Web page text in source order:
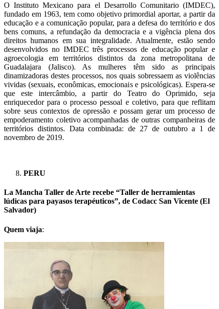
O Instituto Mexicano para el Desarrollo Comunitario (IMDEC),
fundado em 1963, tem como objetivo primordial aportar, a partir da
educação e a comunicação popular, para a defesa do território e dos
bens comuns, a refundação da democracia e a vigência plena dos
direitos humanos em sua integralidade. Atualmente, estão sendo
desenvolvidos no IMDEC três processos de educação popular e
agroecologia em territórios distintos da zona metropolitana de
Guadalajara (Jalisco). As mulheres têm sido as principais
dinamizadoras destes processos, nos quais sobressaem as violências
vividas (sexuais, econômicas, emocionais e psicológicas). Espera-se
que este intercâmbio, a partir do Teatro do Oprimido, seja
enriquecedor para o processo pessoal e coletivo, para que reflitam
sobre seus contextos de opressão e possam gerar um processo de
empoderamento coletivo acompanhadas de outras companheiras de
territórios distintos. Data combinada: de 27 de outubro a 1 de
novembro de 2019.
PERU
La Mancha Taller de Arte recebe “Taller de herramientas
lúdicas para payasos terapéuticos”, de Codacc San Vicente (El
Salvador)
Quem viaja: